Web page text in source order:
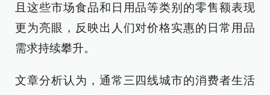
且这些市场食品和日用品等类别的零售额表现
更为亮眼，反映出人们对价格实惠的日常用品
需求持续攀升。
文章分析认为，通常三四线城市的消费者生活